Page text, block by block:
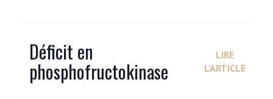
Déficit en
phosphofructokinase
LIRE
L'ARTICLE